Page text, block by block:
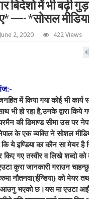
बिदेशो में भी बढ़ी
—- *सोसल
June 2, 2020 422 Views
में किया गया कोई भी
हो रहा है,उनके द्वारा किये
की डिमाण्ड सीमा उस पर
के एक व्यक्ति ने सोशल
कि ये इण्डिया का कौन सा
किए गए तस्वीर व लिखे शब्दो
कुरा जानकारी गराउन
नौतनवा(ईन्डिया) को मेयर
आउनु भएको छ।यस मा एउटा